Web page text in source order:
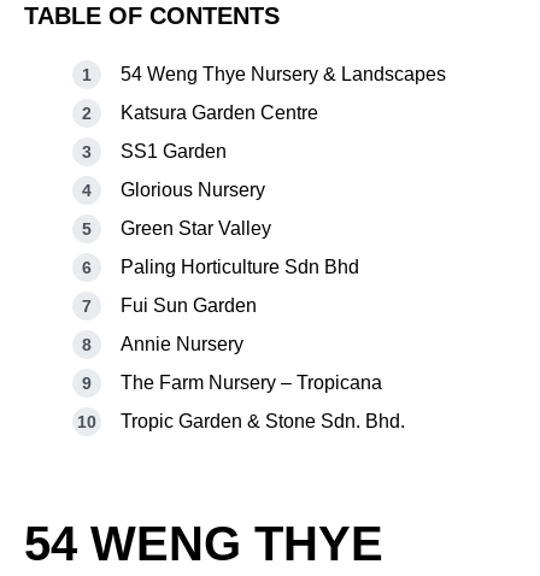
TABLE OF CONTENTS
54 Weng Thye Nursery & Landscapes
Katsura Garden Centre
SS1 Garden
Glorious Nursery
Green Star Valley
Paling Horticulture Sdn Bhd
Fui Sun Garden
Annie Nursery
The Farm Nursery – Tropicana
Tropic Garden & Stone Sdn. Bhd.
54 WENG THYE